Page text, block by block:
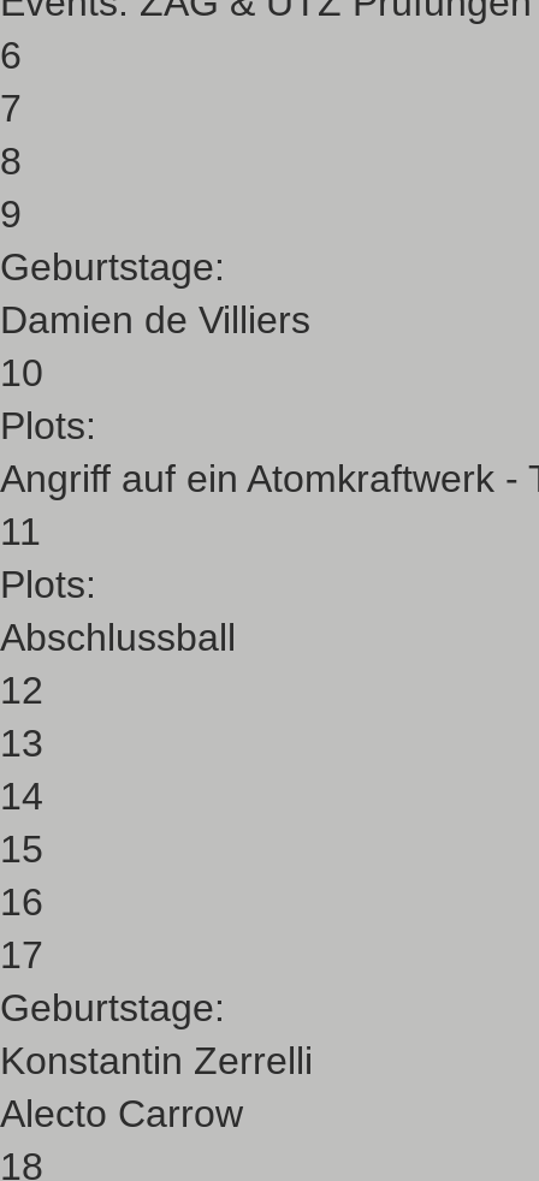
6
7
8
9
Geburtstage:
Damien de Villiers
10
Plots:
Angriff auf ein Atomkraftwerk -
11
Plots:
Abschlussball
12
13
14
15
16
17
Geburtstage:
Konstantin Zerrelli
Alecto Carrow
18